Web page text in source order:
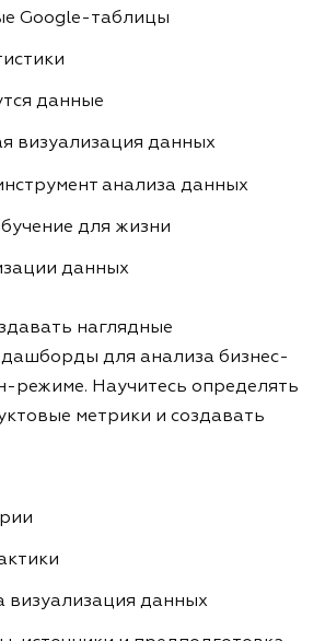
Google-таблицы
данные
визуализация данных
анализа данных
для жизни
данных
наглядные
для анализа бизнес-
режиме. Научитесь определять
метрики и создавать
визуализация данных